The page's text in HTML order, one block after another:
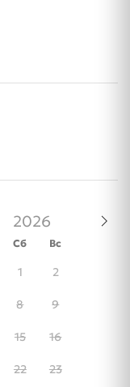
Сб Вс
1 2
8 9
15 16
22 23